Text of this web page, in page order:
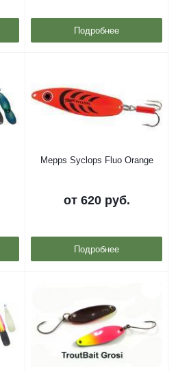
Подробнее
Mepps Syclops Fluo Orange
от 620 руб.
Подробнее